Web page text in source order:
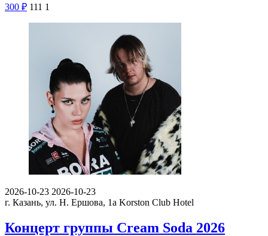
300 ₽ 111 1
2026-10-23 2026-10-23
г. Казань, ул. Н. Ершова, 1а Korston Club Hotel
Концерт группы Cream Soda 2026